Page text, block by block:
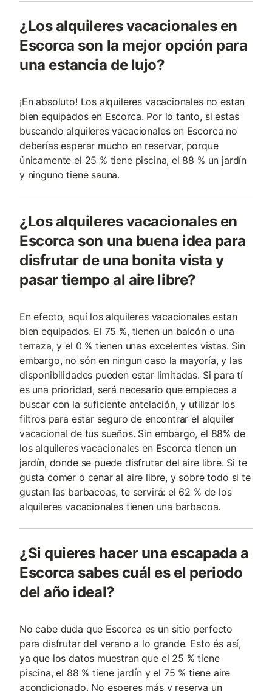
¿Los alquileres vacacionales en
Escorca son la mejor opción para
una estancia de lujo?
¡En absoluto! Los alquileres vacacionales no estan
bien equipados en Escorca. Por lo tanto, si estas
buscando alquileres vacacionales en Escorca no
deberías esperar mucho en reservar, porque
únicamente el 25 % tiene piscina, el 88 % un jardín
y ninguno tiene sauna.
¿Los alquileres vacacionales en
Escorca son una buena idea para
disfrutar de una bonita vista y
pasar tiempo al aire libre?
En efecto, aquí los alquileres vacacionales estan
bien equipados. El 75 %, tienen un balcón o una
terraza, y el 0 % tienen unas excelentes vistas. Sin
embargo, no són en ningun caso la mayoría, y las
disponibilidades pueden estar limitadas. Si para tí
es una prioridad, será necesario que empieces a
buscar con la suficiente antelación, y utilizar los
filtros para estar seguro de encontrar el alquiler
vacacional de tus sueños. Sin embargo, el 88% de
los alquileres vacacionales en Escorca tienen un
jardín, donde se puede disfrutar del aire libre. Si te
gusta comer o cenar al aire libre, y sobre todo si te
gustan las barbacoas, te servirá: el 62 % de los
alquileres vacacionales tienen una barbacoa.
¿Si quieres hacer una escapada a
Escorca sabes cuál es el periodo
del año ideal?
No cabe duda que Escorca es un sitio perfecto
para disfrutar del verano a lo grande. Esto és así,
ya que los datos muestran que el 25 % tiene
piscina, el 88 % tiene jardín y el 75 % tiene aire
acondicionado. No esperes más y reserva un